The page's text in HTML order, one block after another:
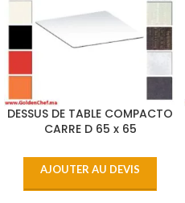
DESSUS DE TABLE COMPACTO
CARRE D 65 x 65
AJOUTER AU DEVIS